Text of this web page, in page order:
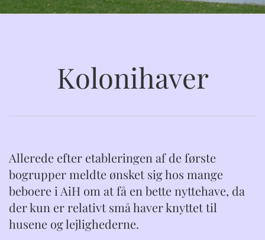
Kolonihaver
Allerede efter etableringen af de første
bogrupper meldte ønsket sig hos mange
beboere i AiH om at få en bette nyttehave, da
der kun er relativt små haver knyttet til
husene og lejlighederne.